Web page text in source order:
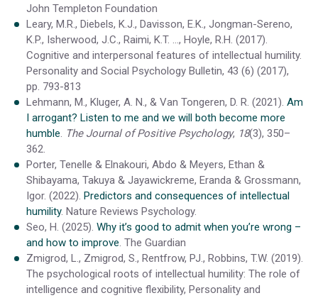
John Templeton Foundation
Leary, M.R., Diebels, K.J., Davisson, E.K., Jongman-Sereno,
K.P., Isherwood, J.C., Raimi, K.T. …, Hoyle, R.H. (2017).
Cognitive and interpersonal features of intellectual humility.
Personality and Social Psychology Bulletin, 43 (6) (2017),
pp. 793-813
Lehmann, M., Kluger, A. N., & Van Tongeren, D. R. (2021). Am
I arrogant? Listen to me and we will both become more
humble. The Journal of Positive Psychology, 18(3), 350–
362.
Porter, Tenelle & Elnakouri, Abdo & Meyers, Ethan &
Shibayama, Takuya & Jayawickreme, Eranda & Grossmann,
Igor. (2022). Predictors and consequences of intellectual
humility. Nature Reviews Psychology.
Seo, H. (2025). Why it’s good to admit when you’re wrong –
and how to improve. The Guardian
Zmigrod, L., Zmigrod, S., Rentfrow, PJ., Robbins, T.W. (2019).
The psychological roots of intellectual humility: The role of
intelligence and cognitive flexibility, Personality and